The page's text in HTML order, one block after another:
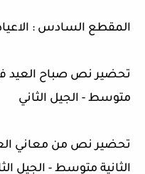
المقطع السادس :
تحضير نص صباح العيد في
متوسط - الجيل الثاني
تحضير نص من معاني
الثانية متوسط - الجيل